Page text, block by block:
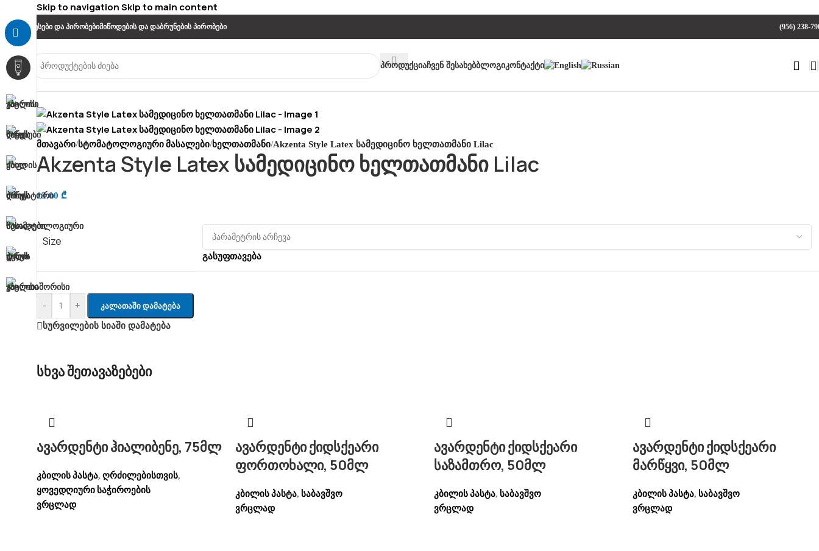
Skip to navigationSkip to main content
Წესები Და ᲞირობებიᲛიწოდების Და Დაბრუნების Პირობები (956) 238-
ᲞროდუქციაᲩვენ ᲨესახებᲑლოგიᲙონტაქტი
მთავარი/სტომატოლოგიური მასალები/ხელთათმანი/Akzenta Style Latex სამედიცინო ხელთათმანი Lilac
Akzenta Style Latex სამედიცინო ხელთათმანი Lilac
13.00 ₾
Size
გასუფთავება
- + Კალათაში Დამატება
სურვილების სიაში დამატება
სხვა შეთავაზებები
ავარდენტი ჰიალიბენე, 75მლ
კბილის პასტა, ღრძილებისთვის,
ყოვედღიური საჭიროების
ვრცლად
ავარდენტი ქიდსქეარი
ფორთოხალი, 50მლ
კბილის პასტა, საბავშვო
ვრცლად
ავარდენტი ქიდსქეარი
საზამთრო, 50მლ
კბილის პასტა, საბავშვო
ვრცლად
ავარდენტი ქიდსქეარი
მარწყვი, 50მლ
კბილის პასტა, საბავშვო
ვრცლად